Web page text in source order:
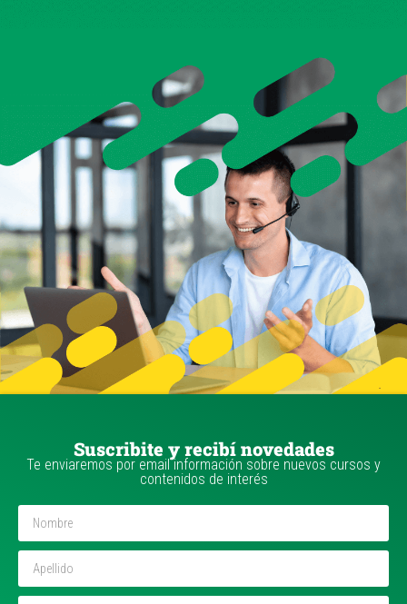
Suscribite y recibí novedades
Te enviaremos por email información sobre nuevos cursos y
contenidos de interés